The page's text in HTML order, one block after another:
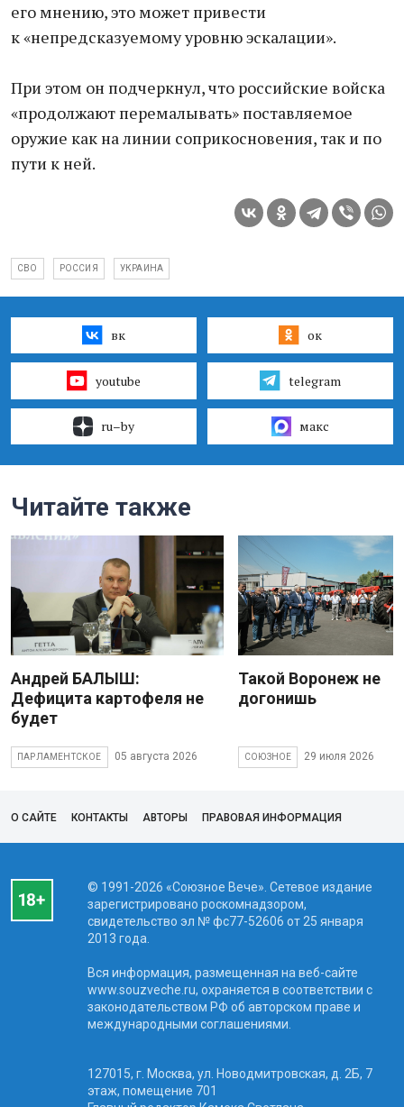
его мнению, это может привести
к «непредсказуемому уровню эскалации».
При этом он подчеркнул, что российские войска
«продолжают перемалывать» поставляемое
оружие как на линии соприкосновения, так и по
пути к ней.
СВО РОССИЯ УКРАИНА
вк ок
youtube telegram
ru–by макс
Читайте также
Андрей БАЛЫШ:
Дефицита картофеля не
будет
ПАРЛАМЕНТСКОЕ 05 августа 2026
Такой Воронеж не
догонишь
СОЮЗНОЕ 29 июля 2026
О САЙТЕ КОНТАКТЫ АВТОРЫ ПРАВОВАЯ ИНФОРМАЦИЯ
© 1991-2026 «Союзное Вече». Сетевое издание
зарегистрировано роскомнадзором,
свидетельство эл № фc77-52606 от 25 января
2013 года.
Вся информация, размещенная на веб-сайте
www.souzveche.ru, охраняется в соответствии с
законодательством РФ об авторском праве и
международными соглашениями.
127015, г. Москва, ул. Новодмитровская, д. 2Б, 7
этаж, помещение 701